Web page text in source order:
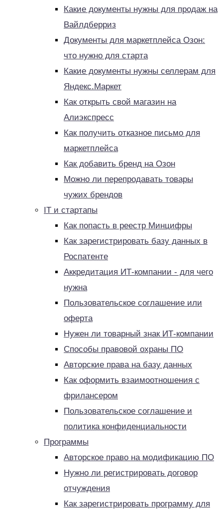
Какие документы нужны для продаж на
Вайлдберриз
Документы для маркетплейса Озон:
что нужно для старта
Какие документы нужны селлерам для
Яндекс.Маркет
Как открыть свой магазин на
Алиэкспресс
Как получить отказное письмо для
маркетплейса
Как добавить бренд на Озон
Можно ли перепродавать товары
чужих брендов
IT и стартапы
Как попасть в реестр Минцифры
Как зарегистрировать базу данных в
Роспатенте
Аккредитация ИТ-компании - для чего
нужна
Пользовательское соглашение или
оферта
Нужен ли товарный знак ИТ-компании
Способы правовой охраны ПО
Авторские права на базу данных
Как оформить взаимоотношения с
фрилансером
Пользовательское соглашение и
политика конфиденциальности
Программы
Авторское право на модификацию ПО
Нужно ли регистрировать договор
отчуждения
Как зарегистрировать программу для